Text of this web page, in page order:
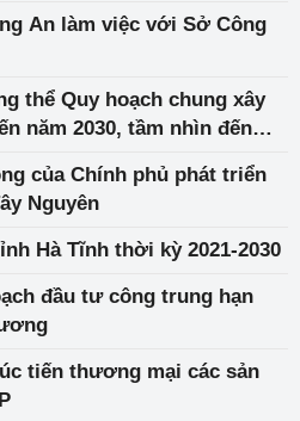
An làm việc với Sở Công
thể Quy hoạch chung xây
năm 2030, tầm nhìn đến
của Chính phủ phát triển
Nguyên
Hà Tĩnh thời kỳ 2021-2030
đầu tư công trung hạn
tiến thương mại các sản